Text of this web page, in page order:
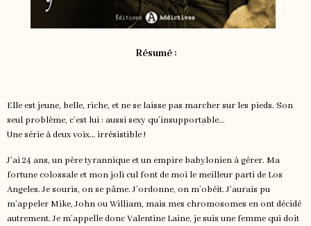
Résumé :
Elle est jeune, belle, riche, et ne se laisse pas marcher sur les pieds. Son
seul problème, c’est lui : aussi sexy qu’insupportable...
Une série à deux voix… irrésistible !
J’ai 24 ans, un père tyrannique et un empire babylonien à gérer. Ma
fortune colossale et mon joli cul font de moi le meilleur parti de Los
Angeles. Je souris, on se pâme. J’ordonne, on m’obéit. J’aurais pu
m’appeler Mike, John ou William, mais mes chromosomes en ont décidé
autrement. Je m’appelle donc Valentine Laine, je suis une femme qui doit